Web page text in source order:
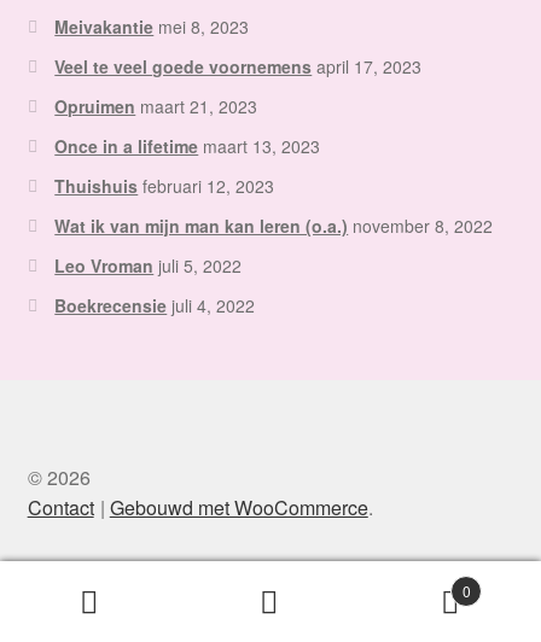
Meivakantie mei 8, 2023
Veel te veel goede voornemens april 17, 2023
Opruimen maart 21, 2023
Once in a lifetime maart 13, 2023
Thuishuis februari 12, 2023
Wat ik van mijn man kan leren (o.a.) november 8, 2022
Leo Vroman juli 5, 2022
Boekrecensie juli 4, 2022
© 2026
Contact Gebouwd met WooCommerce.
0